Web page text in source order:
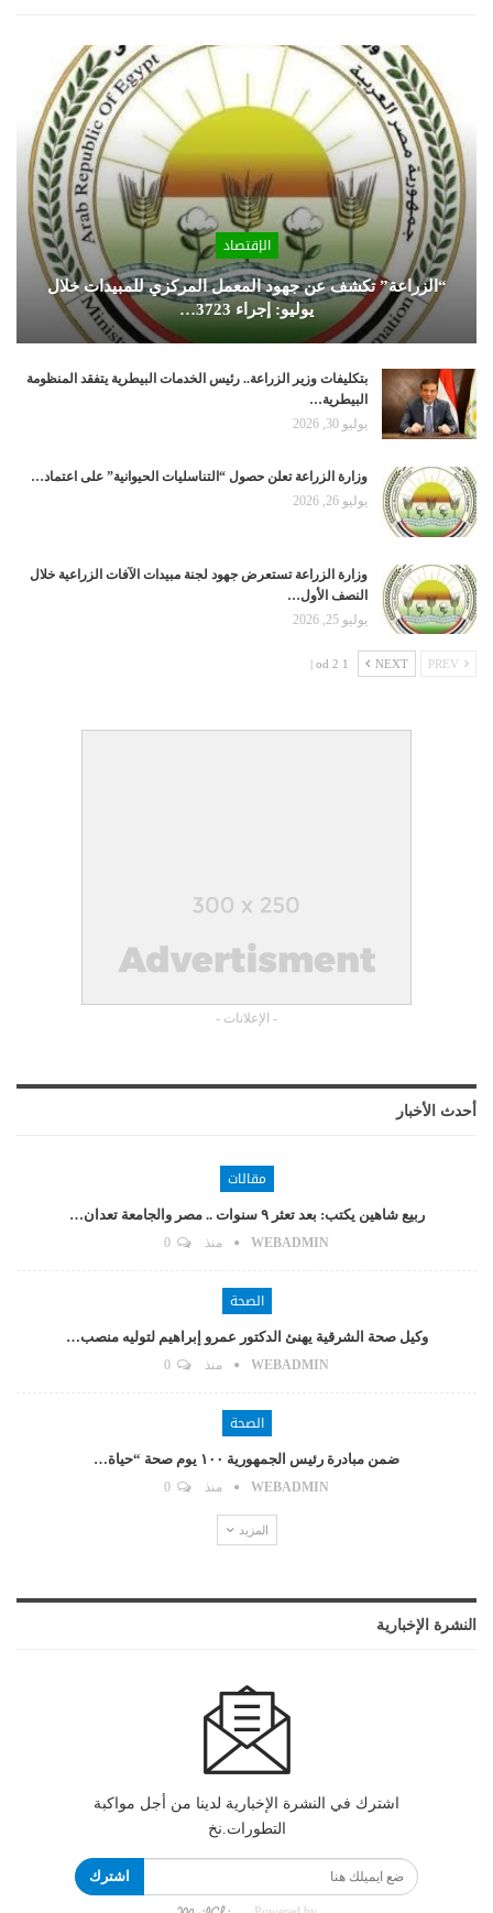
الإقتصاد
“الزراعة” تكشف عن جهود المعمل المركزي للمبيدات خلال
يوليو: إجراء 3723…
بتكليفات وزير الزراعة.. رئيس الخدمات البيطرية يتفقد المنظومة
البيطرية…
يوليو 30, 2026
وزارة الزراعة تعلن حصول “التناسليات الحيوانية” على اعتماد…
يوليو 26, 2026
وزارة الزراعة تستعرض جهود لجنة مبيدات الآفات الزراعية خلال
النصف الأول…
يوليو 25, 2026
NEXT
1 od 2 |
- الإعلانات -
أحدث الأخبار
مقالات
ربيع شاهين يكتب: بعد تعثر ٩ سنوات .. مصر والجامعة تعدان…
WEBADMIN منذ
الصحة
وكيل صحة الشرقية يهنئ الدكتور عمرو إبراهيم لتوليه منصب…
WEBADMIN منذ
الصحة
ضمن مبادرة رئيس الجمهورية ١٠٠ يوم صحة “حياة…
WEBADMIN منذ
المزيد
النشرة الإخبارية
اشترك في النشرة الإخبارية لدينا من أجل مواكبة
التطورات.نخ
اشترك